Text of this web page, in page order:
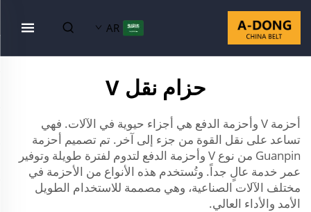
AR
حزام نقل V
أحزمة V وأحزمة الدفع هي أجزاء حيوية في الآلات. فهي
تساعد على نقل القوة من جزء إلى آخر. تم تصميم أحزمة
Guanpin من نوع V وأحزمة الدفع لتدوم لفترة طويلة وتوفير
عمر خدمة عالٍ جداً. وتُستخدم هذه الأنواع من الأحزمة في
مختلف الآلات الصناعية، وهي مصممة للاستخدام الطويل
الأمد والأداء العالي.